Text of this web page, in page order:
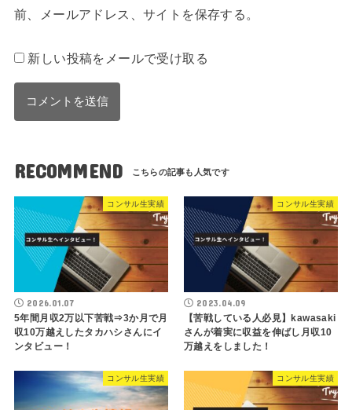
前、メールアドレス、サイトを保存する。
新しい投稿をメールで受け取る
RECOMMEND
コンサル生実績
2026.01.07
5年間月収2万以下苦戦⇒3か月で月
収10万越えしたタカハシさんにイ
ンタビュー！
コンサル生実績
2023.04.09
【苦戦している人必見】kawasaki
さんが着実に収益を伸ばし月収10
万越えをしました！
コンサル生実績 コンサル生実績